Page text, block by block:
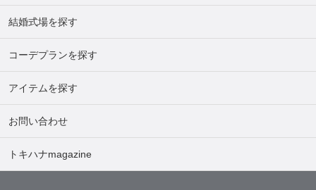
結婚式場を探す
コーデプランを探す
アイテムを探す
お問い合わせ
トキハナmagazine